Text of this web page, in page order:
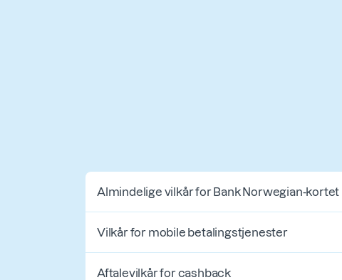
Almindelige vilkår for Bank Norwegian-kortet
Vilkår for mobile betalingstjenester
Aftalevilkår for cashback